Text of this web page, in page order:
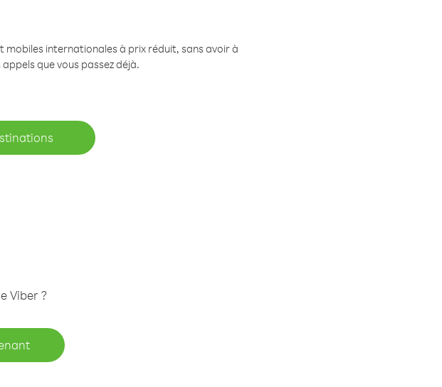
mobiles internationales à prix réduit, sans avoir à
que vous passez déjà.
Viber ?